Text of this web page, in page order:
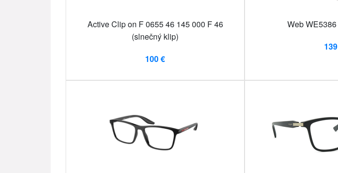
Active Clip on F 0655 46 145 000 F 46
(slnečný klip)
100 €
Web